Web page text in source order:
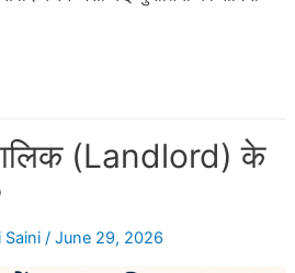
(Landlord) के
Saini / June 29, 2026